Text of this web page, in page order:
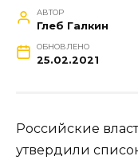
АВТОР
Глеб Галкин
ОБНОВЛЕНО
25.02.2021
Российские
утвердили